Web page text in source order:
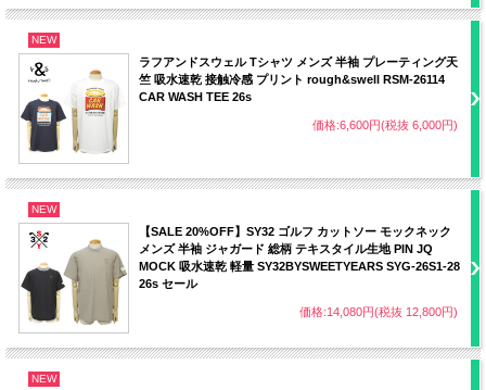
NEW
ラフアンドスウェル Tシャツ メンズ 半袖 プレーティング天
竺 吸水速乾 接触冷感 プリント rough&swell RSM-26114
CAR WASH TEE 26s
価格:6,600円(税抜 6,000円)
NEW
【SALE 20%OFF】SY32 ゴルフ カットソー モックネック
メンズ 半袖 ジャガード 総柄 テキスタイル生地 PIN JQ
MOCK 吸水速乾 軽量 SY32BYSWEETYEARS SYG-26S1-28
26s セール
価格:14,080円(税抜 12,800円)
NEW